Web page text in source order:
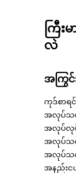
ကြီး
လဲ
အကြွင်
ကုဒ်စာရ
အလုပ်သမ
အလုပ်လု
အလုပ်သမ
အလုပ်သမ
အနည်းင